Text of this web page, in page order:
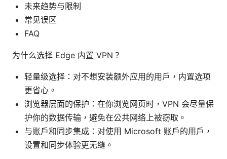
未来趋势与限制
常见误区
FAQ
为什么选择 Edge 内置 VPN？
轻量级选择：对不想安装额外应用的用户，内置选项
更省心。
浏览器层面的保护：在你浏览网页时，VPN 会尽量保
护你的数据传输，避免在公共网络上被窃取。
与账户和同步集成：对使用 Microsoft 账户的用户，
设置和同步体验更无缝。